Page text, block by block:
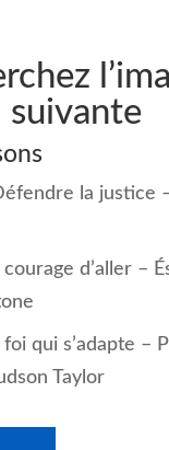
suivante
la justice
d’aller –
qui s’adapte –
Taylor